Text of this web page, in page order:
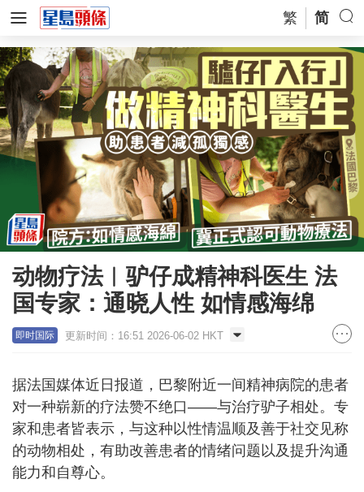
繁 简
动物疗法︱驴仔成精神科医生 法
国专家：通晓人性 如情感海绵
即时国际 更新时间：16:51 2026-06-02 HKT
据法国媒体近日报道，巴黎附近一间精神病院的患者
对一种崭新的疗法赞不绝口——与治疗驴子相处。专
家和患者皆表示，与这种以性情温顺及善于社交见称
的动物相处，有助改善患者的情绪问题以及提升沟通
能力和自尊心。